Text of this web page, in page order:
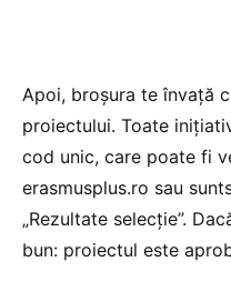
Apoi, broșura te învață
proiectului. Toate
cod unic, care poate fi
erasmusplus.ro sau
„Rezultate selecție”.
bun: proiectul este